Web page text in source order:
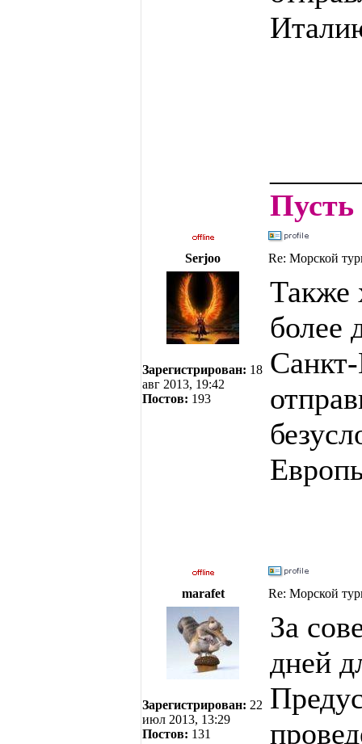
Пусть
Serjoo Re: Морской
Зарегистрирован: 18
авг 2013, 19:42
Постов: 193
Также
более
marafet Re: Морской
Зарегистрирован: 22
июл 2013, 13:29
Постов: 131
За
дней